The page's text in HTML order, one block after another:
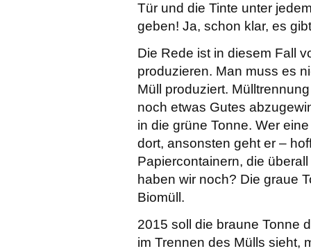
Tür und die Tinte unter
geben! Ja, schon klar, es
Die Rede ist in diesem Fall
produzieren. Man muss es
Müll produziert.
noch etwas Gutes
in die grüne Tonne. Wer
dort, ansonsten geht er –
Papiercontainern, die
haben wir noch? Die graue
Biomüll.
2015 soll die braune Tonne
im Trennen des Mülls sieht,